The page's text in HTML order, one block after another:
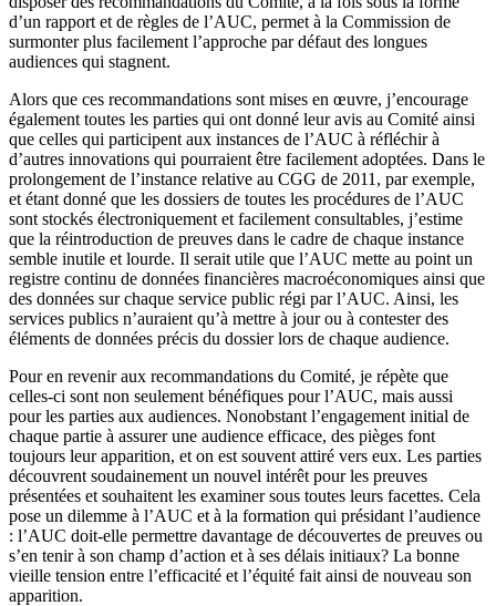
d’un rapport et de règles de l’AUC, permet à la Commission de
surmonter plus facilement l’approche par défaut des longues
audiences qui stagnent.
Alors que ces recommandations sont mises en œuvre, j’encourage
également toutes les parties qui ont donné leur avis au Comité ainsi
que celles qui participent aux instances de l’AUC à réfléchir à
d’autres innovations qui pourraient être facilement adoptées. Dans le
prolongement de l’instance relative au CGG de 2011, par exemple,
et étant donné que les dossiers de toutes les procédures de l’AUC
sont stockés électroniquement et facilement consultables, j’estime
que la réintroduction de preuves dans le cadre de chaque instance
semble inutile et lourde. Il serait utile que l’AUC mette au point un
registre continu de données financières macroéconomiques ainsi que
des données sur chaque service public régi par l’AUC. Ainsi, les
services publics n’auraient qu’à mettre à jour ou à contester des
éléments de données précis du dossier lors de chaque audience.
Pour en revenir aux recommandations du Comité, je répète que
celles-ci sont non seulement bénéfiques pour l’AUC, mais aussi
pour les parties aux audiences. Nonobstant l’engagement initial de
chaque partie à assurer une audience efficace, des pièges font
toujours leur apparition, et on est souvent attiré vers eux. Les parties
découvrent soudainement un nouvel intérêt pour les preuves
présentées et souhaitent les examiner sous toutes leurs facettes. Cela
pose un dilemme à l’AUC et à la formation qui présidant l’audience
: l’AUC doit-elle permettre davantage de découvertes de preuves ou
s’en tenir à son champ d’action et à ses délais initiaux? La bonne
vieille tension entre l’efficacité et l’équité fait ainsi de nouveau son
apparition.